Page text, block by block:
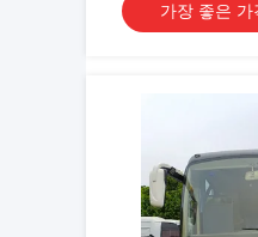
2023년 Lux 운송
가장 좋은